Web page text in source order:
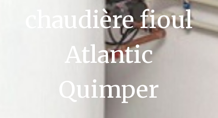
chaudière fioul
Atlantic
Quimper